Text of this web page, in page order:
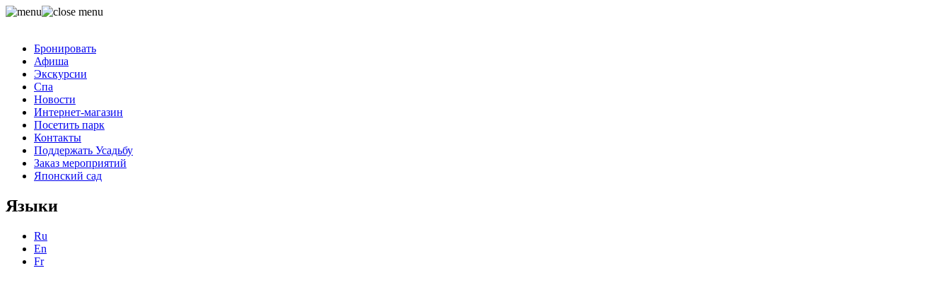
Бронировать
Афиша
Экскурсии
Спа
Новости
Интернет-магазин
Посетить парк
Контакты
Поддержать Усадьбу
Заказ мероприятий
Японский сад
Языки
Ru
En
Fr